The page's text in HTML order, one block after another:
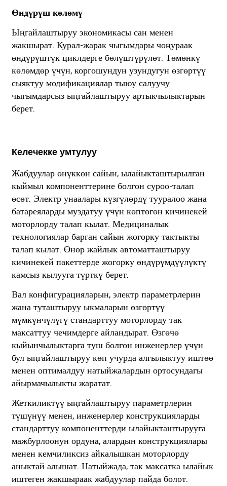
Өндүрүш көлөмү
Ыңгайлаштыруу экономикасы сан менен
жакшырат. Курал-жарак чыгымдары чоңураак
өндүрүштүк циклдерге бөлүштүрүлөт. Төмөнкү
көлөмдөр үчүн, коргошундун узундугун өзгөртүү
сыяктуу модификациялар тыюу салуучу
чыгымдарсыз ыңгайлаштыруу артыкчылыктарын
берет.
Келечекке умтулуу
Жабдуулар өнүккөн сайын, ылайыкташтырылган
кыймыл компоненттерине болгон суроо-талап
өсөт. Электр унаалары күзгүлөрдү тууралоо жана
батареяларды муздатуу үчүн көптөгөн кичинекей
моторлорду талап кылат. Медициналык
технологиялар барган сайын жогорку тактыкты
талап кылат. Өнөр жайлык автоматташтыруу
кичинекей пакеттерде жогорку өндүрүмдүүлүктү
камсыз кылууга түрткү берет.
Вал конфигурацияларын, электр параметрлерин
жана туташтыруу ыкмаларын өзгөртүү
мүмкүнчүлүгү стандарттуу моторлорду так
максаттуу чечимдерге айландырат. Өзгөчө
кыйынчылыктарга туш болгон инженерлер үчүн
бул ыңгайлаштыруу көп учурда алгылыктуу иштөө
менен оптималдуу натыйжалардын ортосундагы
айырмачылыкты жаратат.
Жеткиликтүү ыңгайлаштыруу параметрлерин
түшүнүү менен, инженерлер конструкцияларды
стандарттуу компоненттерди ылайыкташтырууга
мажбурлоонун ордуна, алардын конструкциялары
менен кемчиликсиз айкалышкан моторлорду
аныктай алышат. Натыйжада, так максатка ылайык
иштеген жакшыраак жабдуулар пайда болот.